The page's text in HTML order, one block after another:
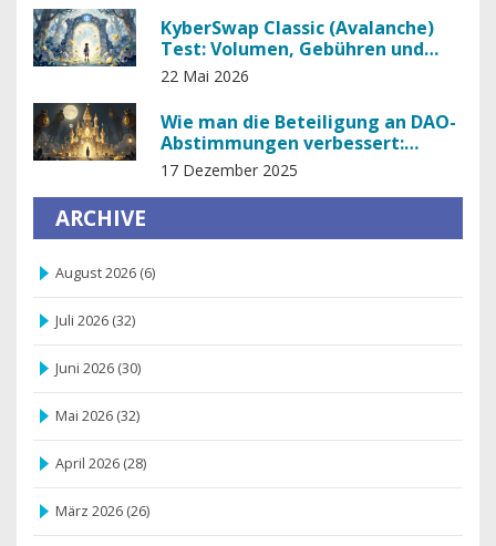
KyberSwap Classic (Avalanche)
Test: Volumen, Gebühren und
Risiken im Detail
22 Mai 2026
Wie man die Beteiligung an DAO-
Abstimmungen verbessert:
Praktische Strategien für mehr
17 Dezember 2025
ARCHIVE
August 2026 (6)
Juli 2026 (32)
Juni 2026 (30)
Mai 2026 (32)
April 2026 (28)
März 2026 (26)